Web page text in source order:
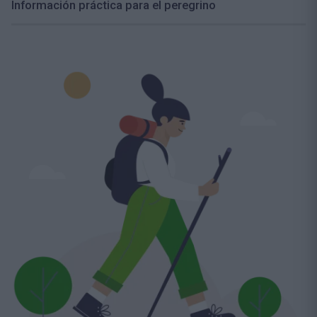
Ruta Vadiniense que va desde Santo Toribio
Volviendo al Camino del Norte, el Puente de la
Maza nos da la Bienvenida a San Vicente de la
Barquera que al igual que, sus Hermanas villas
de la costa (Castro, Laredo y Santander por las
que previamente hemos pasado), por medio del
fuero de Alfonso VIII en torno al 1200 d.c., fue
dotada de Castillo, Iglesia y Murallas además de
otros privilegios. San Vicente conserva la Iglesia
y el Castillo intactos y ambos son visitables.
El albergue de peregrinos de San Vicente de la
Barquera
está junto a la Iglesia gótica de Santa
María de los Ángeles.
Información práctica para el peregrino